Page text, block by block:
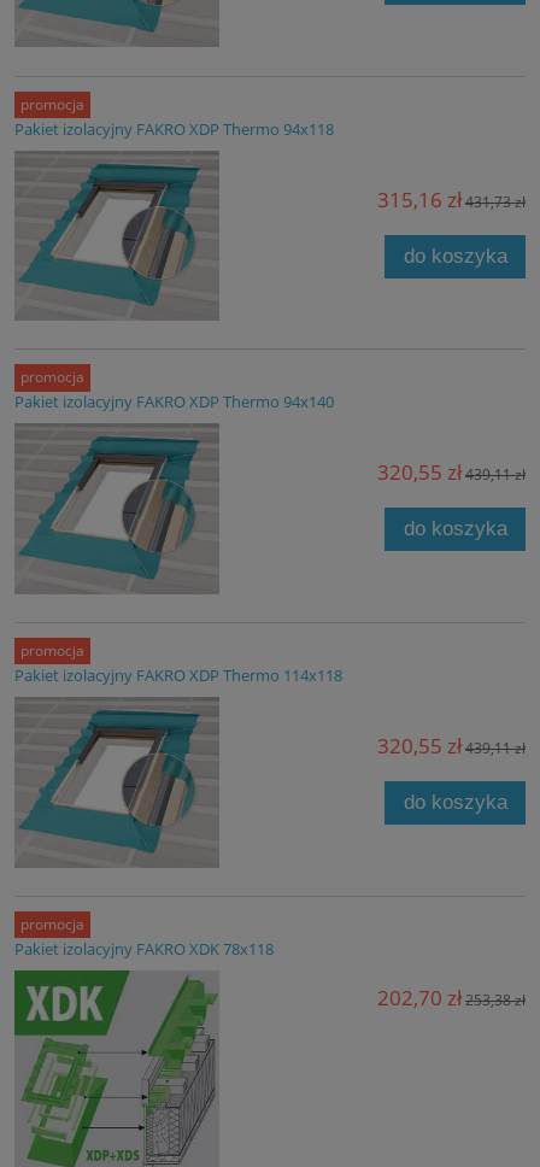
Pakiet izolacyjny FAKRO XDP Thermo 94x118
315,16 zł431,73 zł
do koszyka
promocja
Pakiet izolacyjny FAKRO XDP Thermo 94x140
320,55 zł439,11 zł
do koszyka
promocja
Pakiet izolacyjny FAKRO XDP Thermo 114x118
320,55 zł439,11 zł
do koszyka
promocja
Pakiet izolacyjny FAKRO XDK 78x118
202,70 zł253,38 zł
promocja